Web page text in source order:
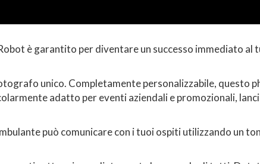
è garantito per diventare un successo immediato al
unico. Completamente personalizzabile, questo
adatto per eventi aziendali e promozionali,
può comunicare con i tuoi ospiti utilizzando un